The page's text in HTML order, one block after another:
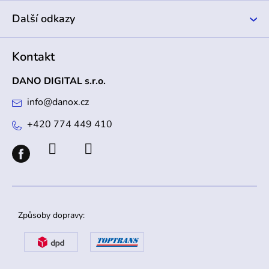
Další odkazy
Kontakt
DANO DIGITAL s.r.o.
info@danox.cz
+420 774 449 410
Způsoby dopravy: